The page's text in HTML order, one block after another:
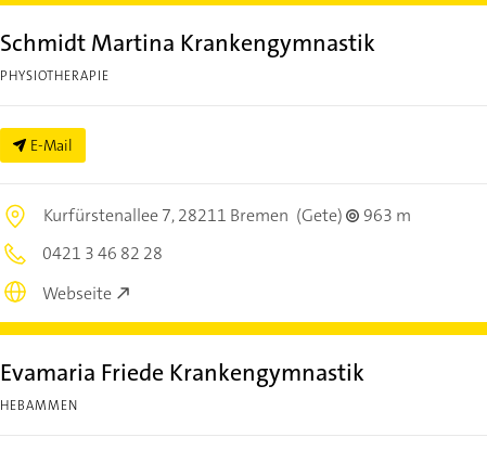
Schmidt Martina Krankengymnastik
PHYSIOTHERAPIE
E-Mail
Kurfürstenallee 7,28211 Bremen (Gete)
963 m
0421 3 46 82 28
Webseite
Evamaria Friede Krankengymnastik
HEBAMMEN